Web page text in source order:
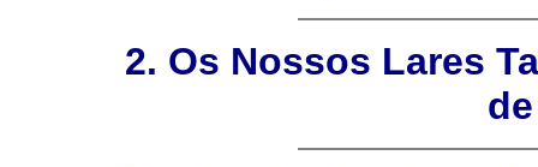
2. Os Nossos Lares